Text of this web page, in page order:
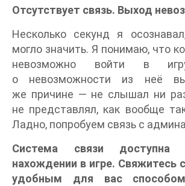
Отсутствует связь. Выход
Несколько секунд я
могло значить. Я понимаю, что
невозможно войти в
о невозможности из неё
же причине — не слышал ни
не представлял, как вообще
Ладно, попробуем связь с
Система связи доступна
нахождении в игре.
удобным для вас